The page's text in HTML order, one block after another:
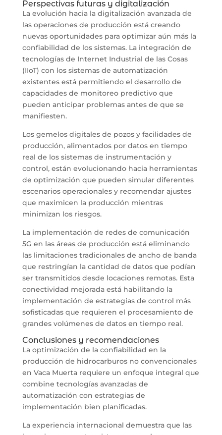
Perspectivas futuras y digitalización
La evolución hacia la digitalización avanzada de
las operaciones de producción está creando
nuevas oportunidades para optimizar aún más la
confiabilidad de los sistemas. La integración de
tecnologías de Internet Industrial de las Cosas
(IIoT) con los sistemas de automatización
existentes está permitiendo el desarrollo de
capacidades de monitoreo predictivo que
pueden anticipar problemas antes de que se
manifiesten.
Los gemelos digitales de pozos y facilidades de
producción, alimentados por datos en tiempo
real de los sistemas de instrumentación y
control, están evolucionando hacia herramientas
de optimización que pueden simular diferentes
escenarios operacionales y recomendar ajustes
que maximicen la producción mientras
minimizan los riesgos.
La implementación de redes de comunicación
5G en las áreas de producción está eliminando
las limitaciones tradicionales de ancho de banda
que restringían la cantidad de datos que podían
ser transmitidos desde locaciones remotas. Esta
conectividad mejorada está habilitando la
implementación de estrategias de control más
sofisticadas que requieren el procesamiento de
grandes volúmenes de datos en tiempo real.
Conclusiones y recomendaciones
La optimización de la confiabilidad en la
producción de hidrocarburos no convencionales
en Vaca Muerta requiere un enfoque integral que
combine tecnologías avanzadas de
automatización con estrategias de
implementación bien planificadas.
La experiencia internacional demuestra que las